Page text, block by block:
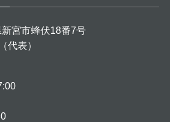
宮市蜂伏18番7号
代表）